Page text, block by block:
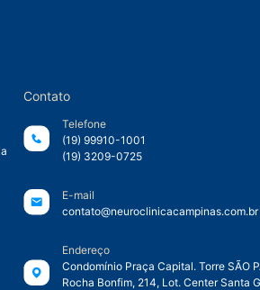
Contato
Telefone
(19) 99910-1001
(19) 3209-0725
E-mail
contato@neuroclinicacampinas.com.br
Endereço
Condomínio Praça Capital. Torre SÃO
Rocha Bonfim, 214, Lot. Center Santa